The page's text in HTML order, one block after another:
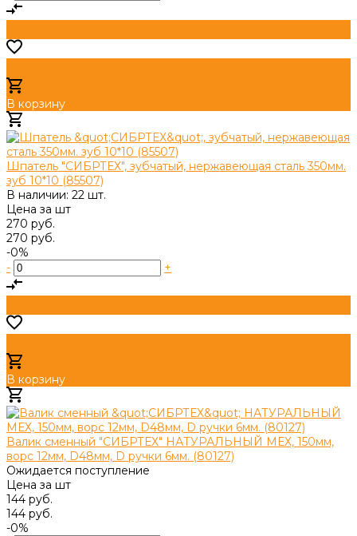
В корзину
Шпатель "СИБРТЕХ", зубчатый, нержавеющая сталь 350мм.
зуб 10*10 (85507)
В наличии: 22 шт.
Цена за шт
270 руб.
270 руб.
-0%
-
+
В корзину
Валик сменный "СИБРТЕХ" НАТУРАЛЬНЫЙ МЕХ, 150мм,
ворс 12мм, D48мм, D ручки 6мм. (80127)
Ожидается поступление
Цена за шт
144 руб.
144 руб.
-0%